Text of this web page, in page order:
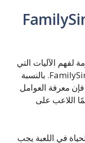
لفهم الآليات التي
يمكن أن توفرها FamilySimulator Com SIM. بالنسبة
معرفة العوامل
اللاعب على
في اللعبة يجب